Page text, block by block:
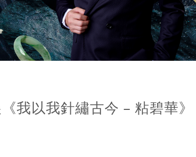
我以我針繡古今 – 粘碧華